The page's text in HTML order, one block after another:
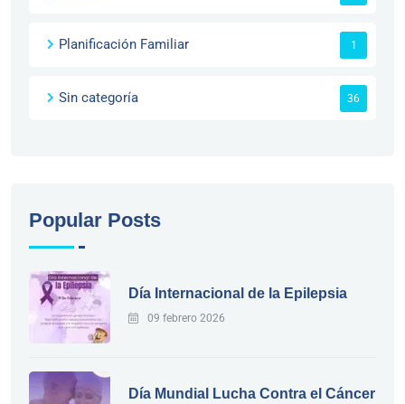
Planificación Familiar 1
Sin categoría 36
Popular Posts
Día Internacional de la Epilepsia
09 febrero 2026
Día Mundial Lucha Contra el Cáncer